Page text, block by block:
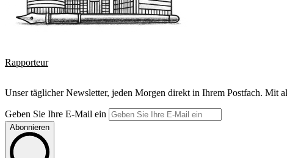
Rapporteur
Unser täglicher Newsletter, jeden Morgen direkt in Ihrem Postfach. Mit
Geben Sie Ihre E-Mail ein
Abonnieren